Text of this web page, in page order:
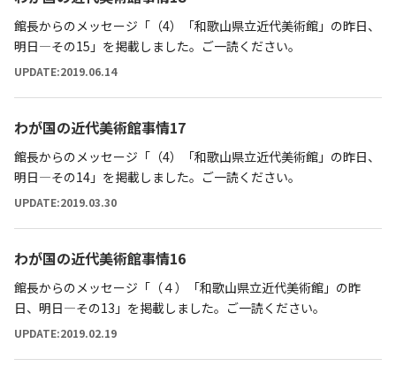
館長からのメッセージ「（4）「和歌山県立近代美術館」の昨日、
明日―その15」を掲載しました。ご一読ください。
UPDATE:2019.06.14
わが国の近代美術館事情17
館長からのメッセージ「（4）「和歌山県立近代美術館」の昨日、
明日―その14」を掲載しました。ご一読ください。
UPDATE:2019.03.30
わが国の近代美術館事情16
館長からのメッセージ「（４）「和歌山県立近代美術館」の昨
日、明日―その13」を掲載しました。ご一読ください。
UPDATE:2019.02.19